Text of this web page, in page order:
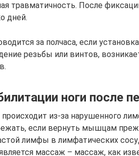
травматичность. После
дней.
за полчаса, если
резьбы или винтов,
ноги после
из-за нарушенного
если вернуть мышцам
лимфы в лимфатических
массаж – массаж, как